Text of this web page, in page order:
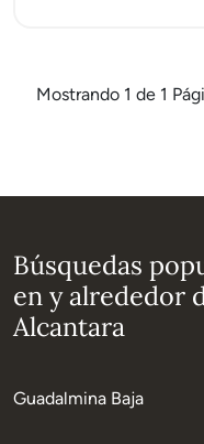
Mostrando 1 de 1
Búsquedas
en y alrededor
Alcantara
Guadalmina Baja